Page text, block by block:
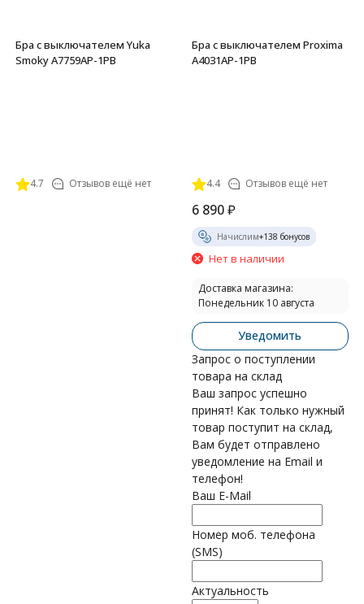
Бра с выключателем Yuka
Smoky A7759AP-1PB
4.7 Отзывов ещё нет
Бра с выключателем Proxima
A4031AP-1PB
4.4 Отзывов ещё нет
6 890 ₽
Начислим+138 бонусов
Нет в наличии
Доставка магазина:
Понедельник 10 августа
Уведомить
Запрос о поступлении
товара на склад
Ваш запрос успешно
принят! Как только нужный
товар поступит на склад,
Вам будет отправлено
уведомление на Email и
телефон!
Ваш E-Mail
Номер моб. телефона
(SMS)
Актуальность